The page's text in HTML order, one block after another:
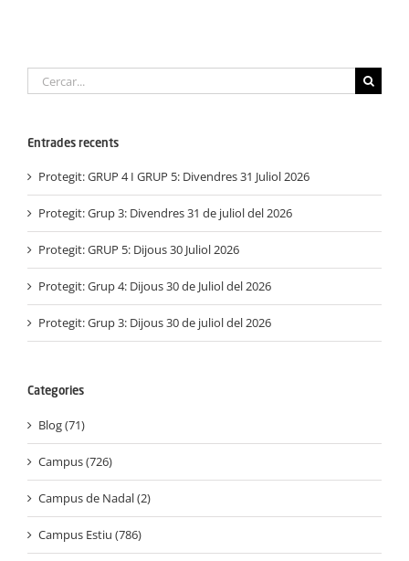
Cerca
…
Entrades recents
Protegit: GRUP 4 I GRUP 5: Divendres 31 Juliol 2026
Protegit: Grup 3: Divendres 31 de juliol del 2026
Protegit: GRUP 5: Dijous 30 Juliol 2026
Protegit: Grup 4: Dijous 30 de Juliol del 2026
Protegit: Grup 3: Dijous 30 de juliol del 2026
Categories
Blog (71)
Campus (726)
Campus de Nadal (2)
Campus Estiu (786)